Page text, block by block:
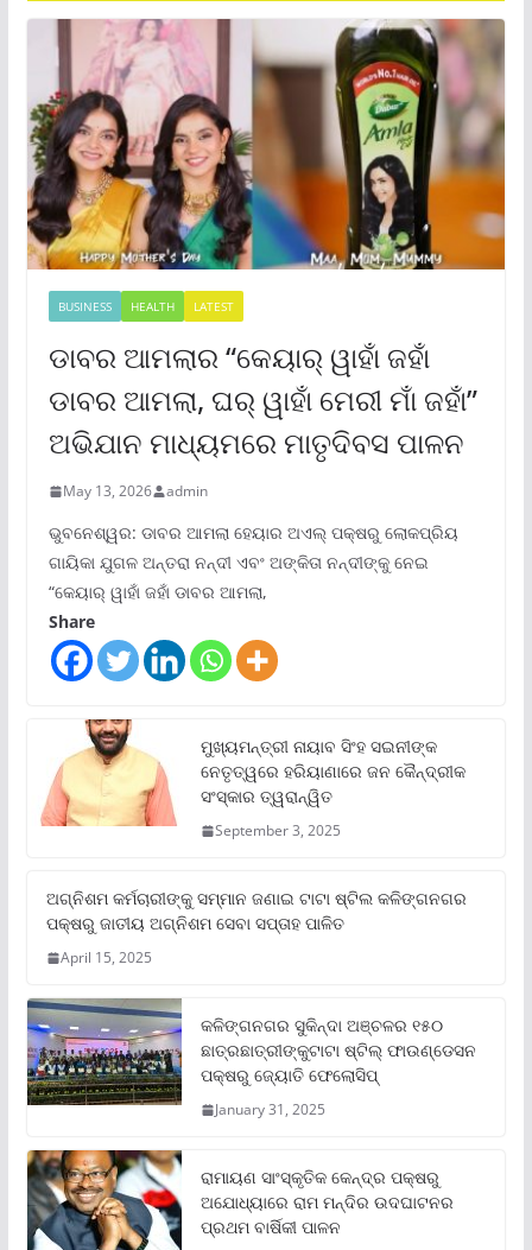
BUSINESS HEALTH LATEST
ଡାବର ଆମଲାର “କେୟାର୍ ୱାହାଁ ଜହାଁ
ଡାବର ଆମଲା, ଘର୍ ୱାହାଁ ମେରୀ ମାଁ ଜହାଁ”
ଅଭିଯାନ ମାଧ୍ୟମରେ ମାତୃଦିବସ ପାଳନ
May 13, 2026 admin
ଭୁବନେଶ୍ୱର: ଡାବର ଆମଲା ହେୟାର ଅଏଲ୍ ପକ୍ଷରୁ ଲୋକପ୍ରିୟ
ଗାୟିକା ଯୁଗଳ ଅନ୍ତରା ନନ୍ଦୀ ଏବଂ ଅଙ୍କିତା ନନ୍ଦୀଙ୍କୁ ନେଇ
“କେୟାର୍ ୱାହାଁ ଜହାଁ ଡାବର ଆମଲା,
Share
ମୁଖ୍ୟମନ୍ତ୍ରୀ ନାୟାବ ସିଂହ ସଇନୀଙ୍କ
ନେତୃତ୍ୱରେ ହରିୟାଣାରେ ଜନ କୈନ୍ଦ୍ରୀକ
ସଂସ୍କାର ତ୍ୱରାନ୍ୱିତ
September 3, 2025
ଅଗ୍ନିଶମ କର୍ମଚାରୀଙ୍କୁ ସମ୍ମାନ ଜଣାଇ ଟାଟା ଷ୍ଟିଲ କଳିଙ୍ଗନଗର
ପକ୍ଷରୁ ଜାତୀୟ ଅଗ୍ନିଶମ ସେବା ସପ୍ତାହ ପାଳିତ
April 15, 2025
କଳିଙ୍ଗନଗର ସୁକିନ୍ଦା ଅଞ୍ଚଳର ୧୫୦
ଛାତ୍ରଛାତ୍ରୀଙ୍କୁଟାଟା ଷ୍ଟିଲ୍ ଫାଉଣ୍ଡେସନ
ପକ୍ଷରୁ ଜ୍ୟୋତି ଫେଲୋସିପ୍‌
January 31, 2025
ରାମାୟଣ ସାଂସ୍କୃତିକ କେନ୍ଦ୍ର ପକ୍ଷରୁ
ଅଯୋଧ୍ୟାରେ ରାମ ମନ୍ଦିର ଉଦଘାଟନର
ପ୍ରଥମ ବାର୍ଷିକୀ ପାଳନ